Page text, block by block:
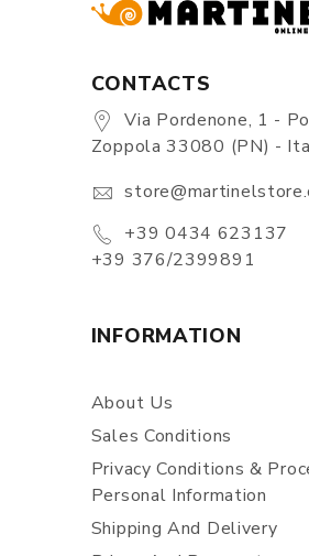
CONTACTS
Via Pordenone, 1 -
Zoppola 33080 (PN) -
+39 0434 623137
+39 376/2399891
INFORMATION
About Us
Sales Conditions
Privacy Conditions &
Personal Information
Shipping And Delivery